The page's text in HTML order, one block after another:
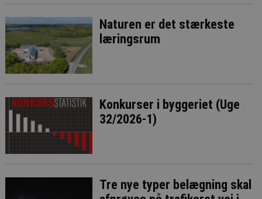
Naturen er det stærkeste
læringsrum
Konkurser i byggeriet (Uge
32/2026-1)
Tre nye typer belægning skal